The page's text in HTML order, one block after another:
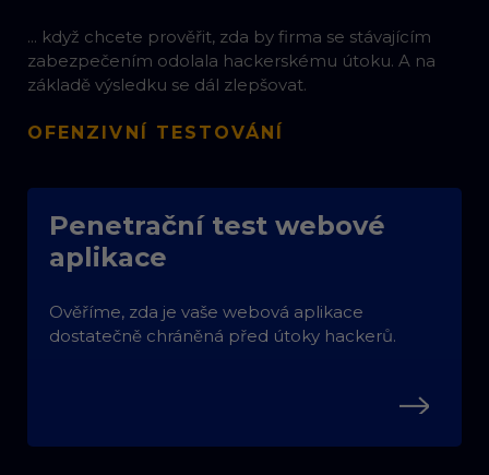
... když chcete prověřit, zda by firma se stávajícím
zabezpečením odolala hackerskému útoku. A na
základě výsledku se dál zlepšovat.
OFENZIVNÍ TESTOVÁNÍ
Penetrační test webové
aplikace
Ověříme, zda je vaše webová aplikace
dostatečně chráněná před útoky hackerů.